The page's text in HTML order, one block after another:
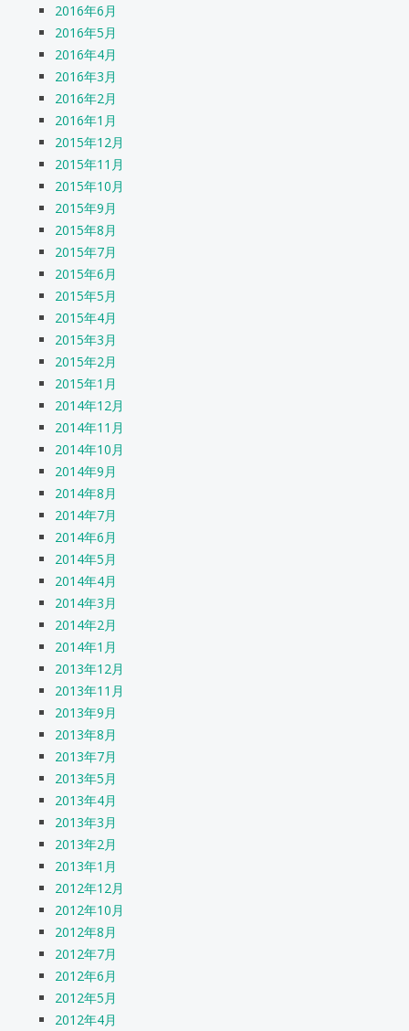
2016年6月
2016年5月
2016年4月
2016年3月
2016年2月
2016年1月
2015年12月
2015年11月
2015年10月
2015年9月
2015年8月
2015年7月
2015年6月
2015年5月
2015年4月
2015年3月
2015年2月
2015年1月
2014年12月
2014年11月
2014年10月
2014年9月
2014年8月
2014年7月
2014年6月
2014年5月
2014年4月
2014年3月
2014年2月
2014年1月
2013年12月
2013年11月
2013年9月
2013年8月
2013年7月
2013年5月
2013年4月
2013年3月
2013年2月
2013年1月
2012年12月
2012年10月
2012年8月
2012年7月
2012年6月
2012年5月
2012年4月